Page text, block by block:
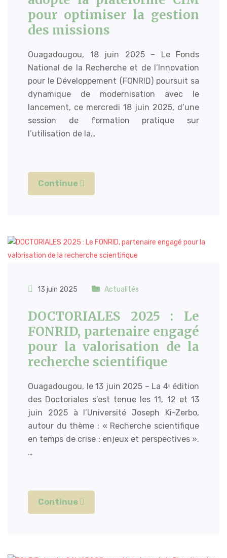
pour optimiser la gestion
des missions
Ouagadougou, 18 juin 2025 – Le Fonds
National de la Recherche et de l’Innovation
pour le Développement (FONRID) poursuit sa
dynamique de modernisation avec le
lancement, ce mercredi 18 juin 2025, d’une
session de formation pratique sur
l’utilisation de la…
Continue
13 juin 2025 Actualités
DOCTORIALES 2025 : Le
FONRID, partenaire engagé
pour la valorisation de la
recherche scientifique
Ouagadougou, le 13 juin 2025 – La 4ᵉ édition
des Doctoriales s’est tenue les 11, 12 et 13
juin 2025 à l’Université Joseph Ki-Zerbo,
autour du thème : « Recherche scientifique
en temps de crise : enjeux et perspectives ».
…
Continue